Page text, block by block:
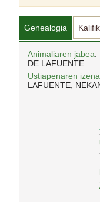
Genealogia
Animaliaren jabea:
DE LAFUENTE
Ustiapenaren
LAFUENTE,